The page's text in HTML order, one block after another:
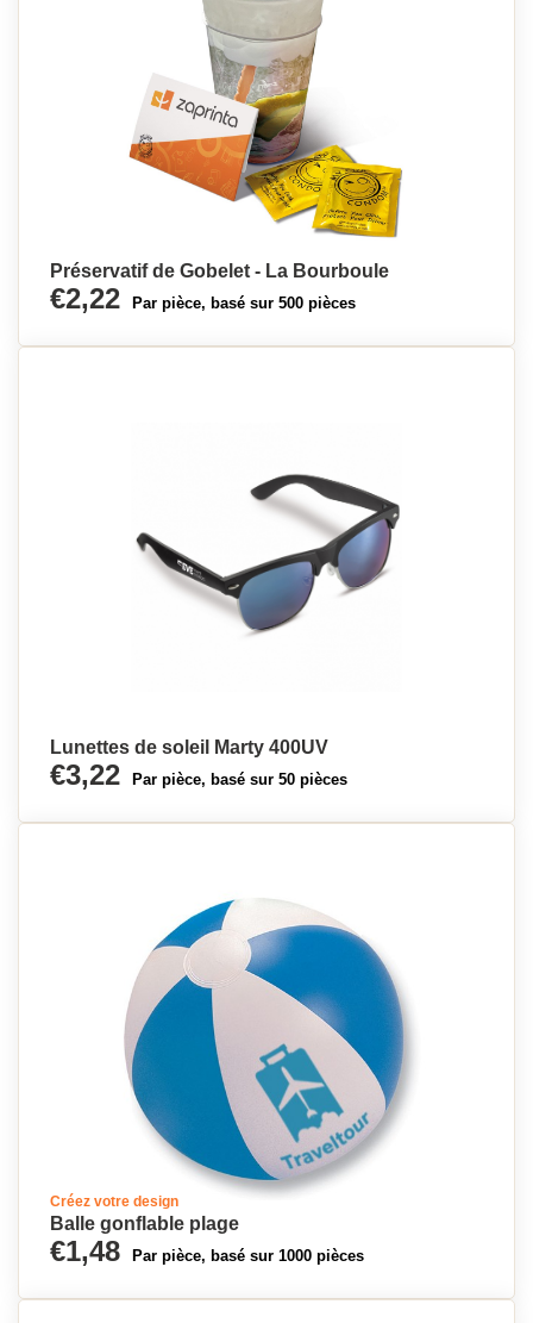
Préservatif de Gobelet - La Bourboule
€2,22 Par pièce, basé sur 500 pièces
Lunettes de soleil Marty 400UV
€3,22 Par pièce, basé sur 50 pièces
Créez votre design
Balle gonflable plage
€1,48 Par pièce, basé sur 1000 pièces